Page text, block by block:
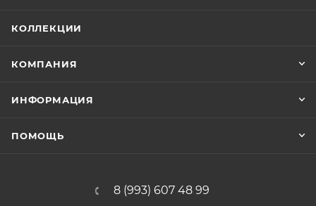
КОЛЛЕКЦИИ
КОМПАНИЯ
ИНФОРМАЦИЯ
ПОМОЩЬ
8 (993) 607 48 99